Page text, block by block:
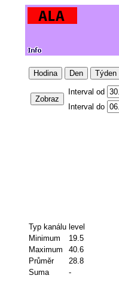
Hodina Den Týden
Zobraz
Interval od
Interval do
Typ kanálu level
Minimum
19.5
Maximum
40.6
Průměr
28.8
Suma
-